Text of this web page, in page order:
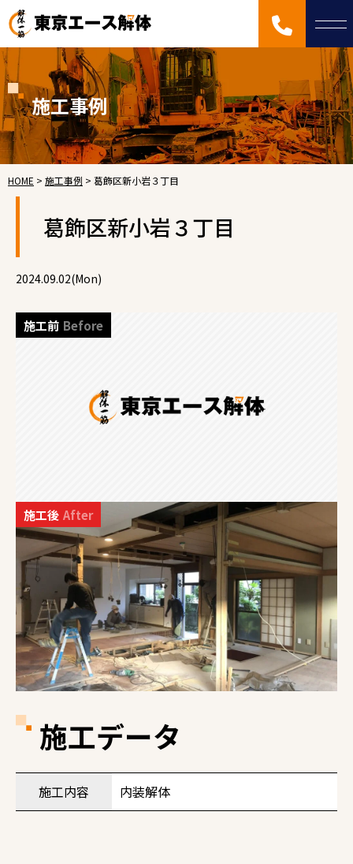
施工事例
HOME > 施工事例 > 葛飾区新小岩３丁目
葛飾区新小岩３丁目
2024.09.02(Mon)
施工後 After
施工前 Before
施工データ
施工内容 内装解体